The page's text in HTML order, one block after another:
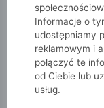
Monnari
Wizytowe
Informacje o
udostępniamy
reklamowym i
połączyć te
od Ciebie lub
usług.